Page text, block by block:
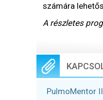
számára
A részletes
PulmoMentor